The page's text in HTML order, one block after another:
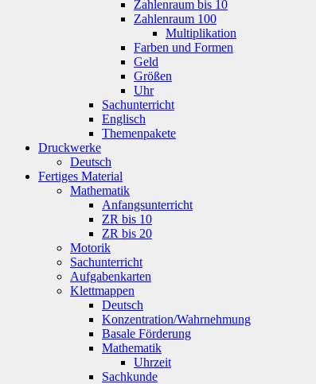
Zahlenraum bis 10
Zahlenraum 100
Multiplikation
Farben und Formen
Geld
Größen
Uhr
Sachunterricht
Englisch
Themenpakete
Druckwerke
Deutsch
Fertiges Material
Mathematik
Anfangsunterricht
ZR bis 10
ZR bis 20
Motorik
Sachunterricht
Aufgabenkarten
Klettmappen
Deutsch
Konzentration/Wahrnehmung
Basale Förderung
Mathematik
Uhrzeit
Sachkunde